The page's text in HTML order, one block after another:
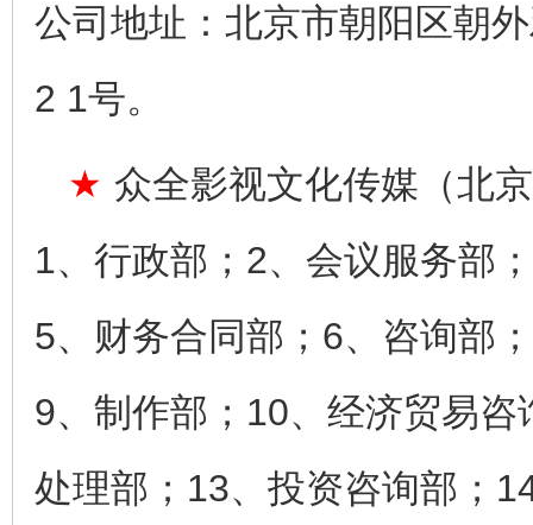
公司地址：北京市朝阳区朝
2 1号。
★ 众全影视文化传媒（北
1、行政部；2、会议服务部
5、财务合同部；6、咨询部
9、制作部；10、经济贸易
处理部；13、投资咨询部；